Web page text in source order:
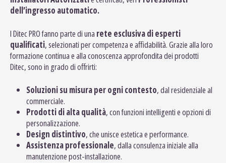
dell’ingresso automatico.
I Ditec PRO fanno parte di una rete esclusiva di esperti
qualificati, selezionati per competenza e affidabilità. Grazie alla loro
formazione continua e alla conoscenza approfondita dei prodotti
Ditec, sono in grado di offrirti:
Soluzioni su misura per ogni contesto, dal residenziale al
commerciale.
Prodotti di alta qualità, con funzioni intelligenti e opzioni di
personalizzazione.
Design distintivo, che unisce estetica e performance.
Assistenza professionale, dalla consulenza iniziale alla
manutenzione post-installazione.